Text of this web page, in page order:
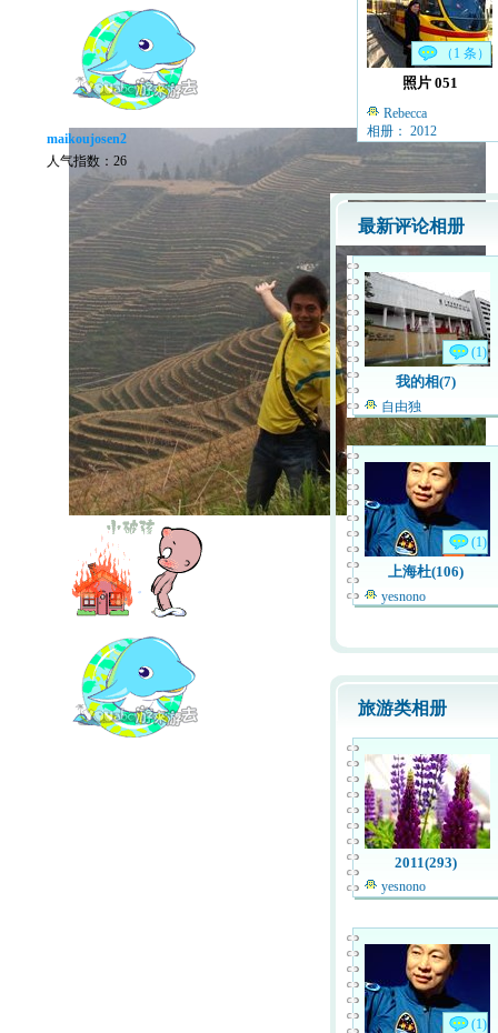
maikoujosen2
人气指数：26
（1 条）
照片 051
Rebecca
相册： 2012
最新评论相册
(1)
我的相(7)
自由独
(1)
上海杜(106)
yesnono
旅游类相册
2011(293)
yesnono
(1)